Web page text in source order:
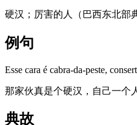
硬汉；厉害的人（巴西东北部
例句
Esse cara é cabra-da-peste,
那家伙真是个硬汉，自己一个
典故